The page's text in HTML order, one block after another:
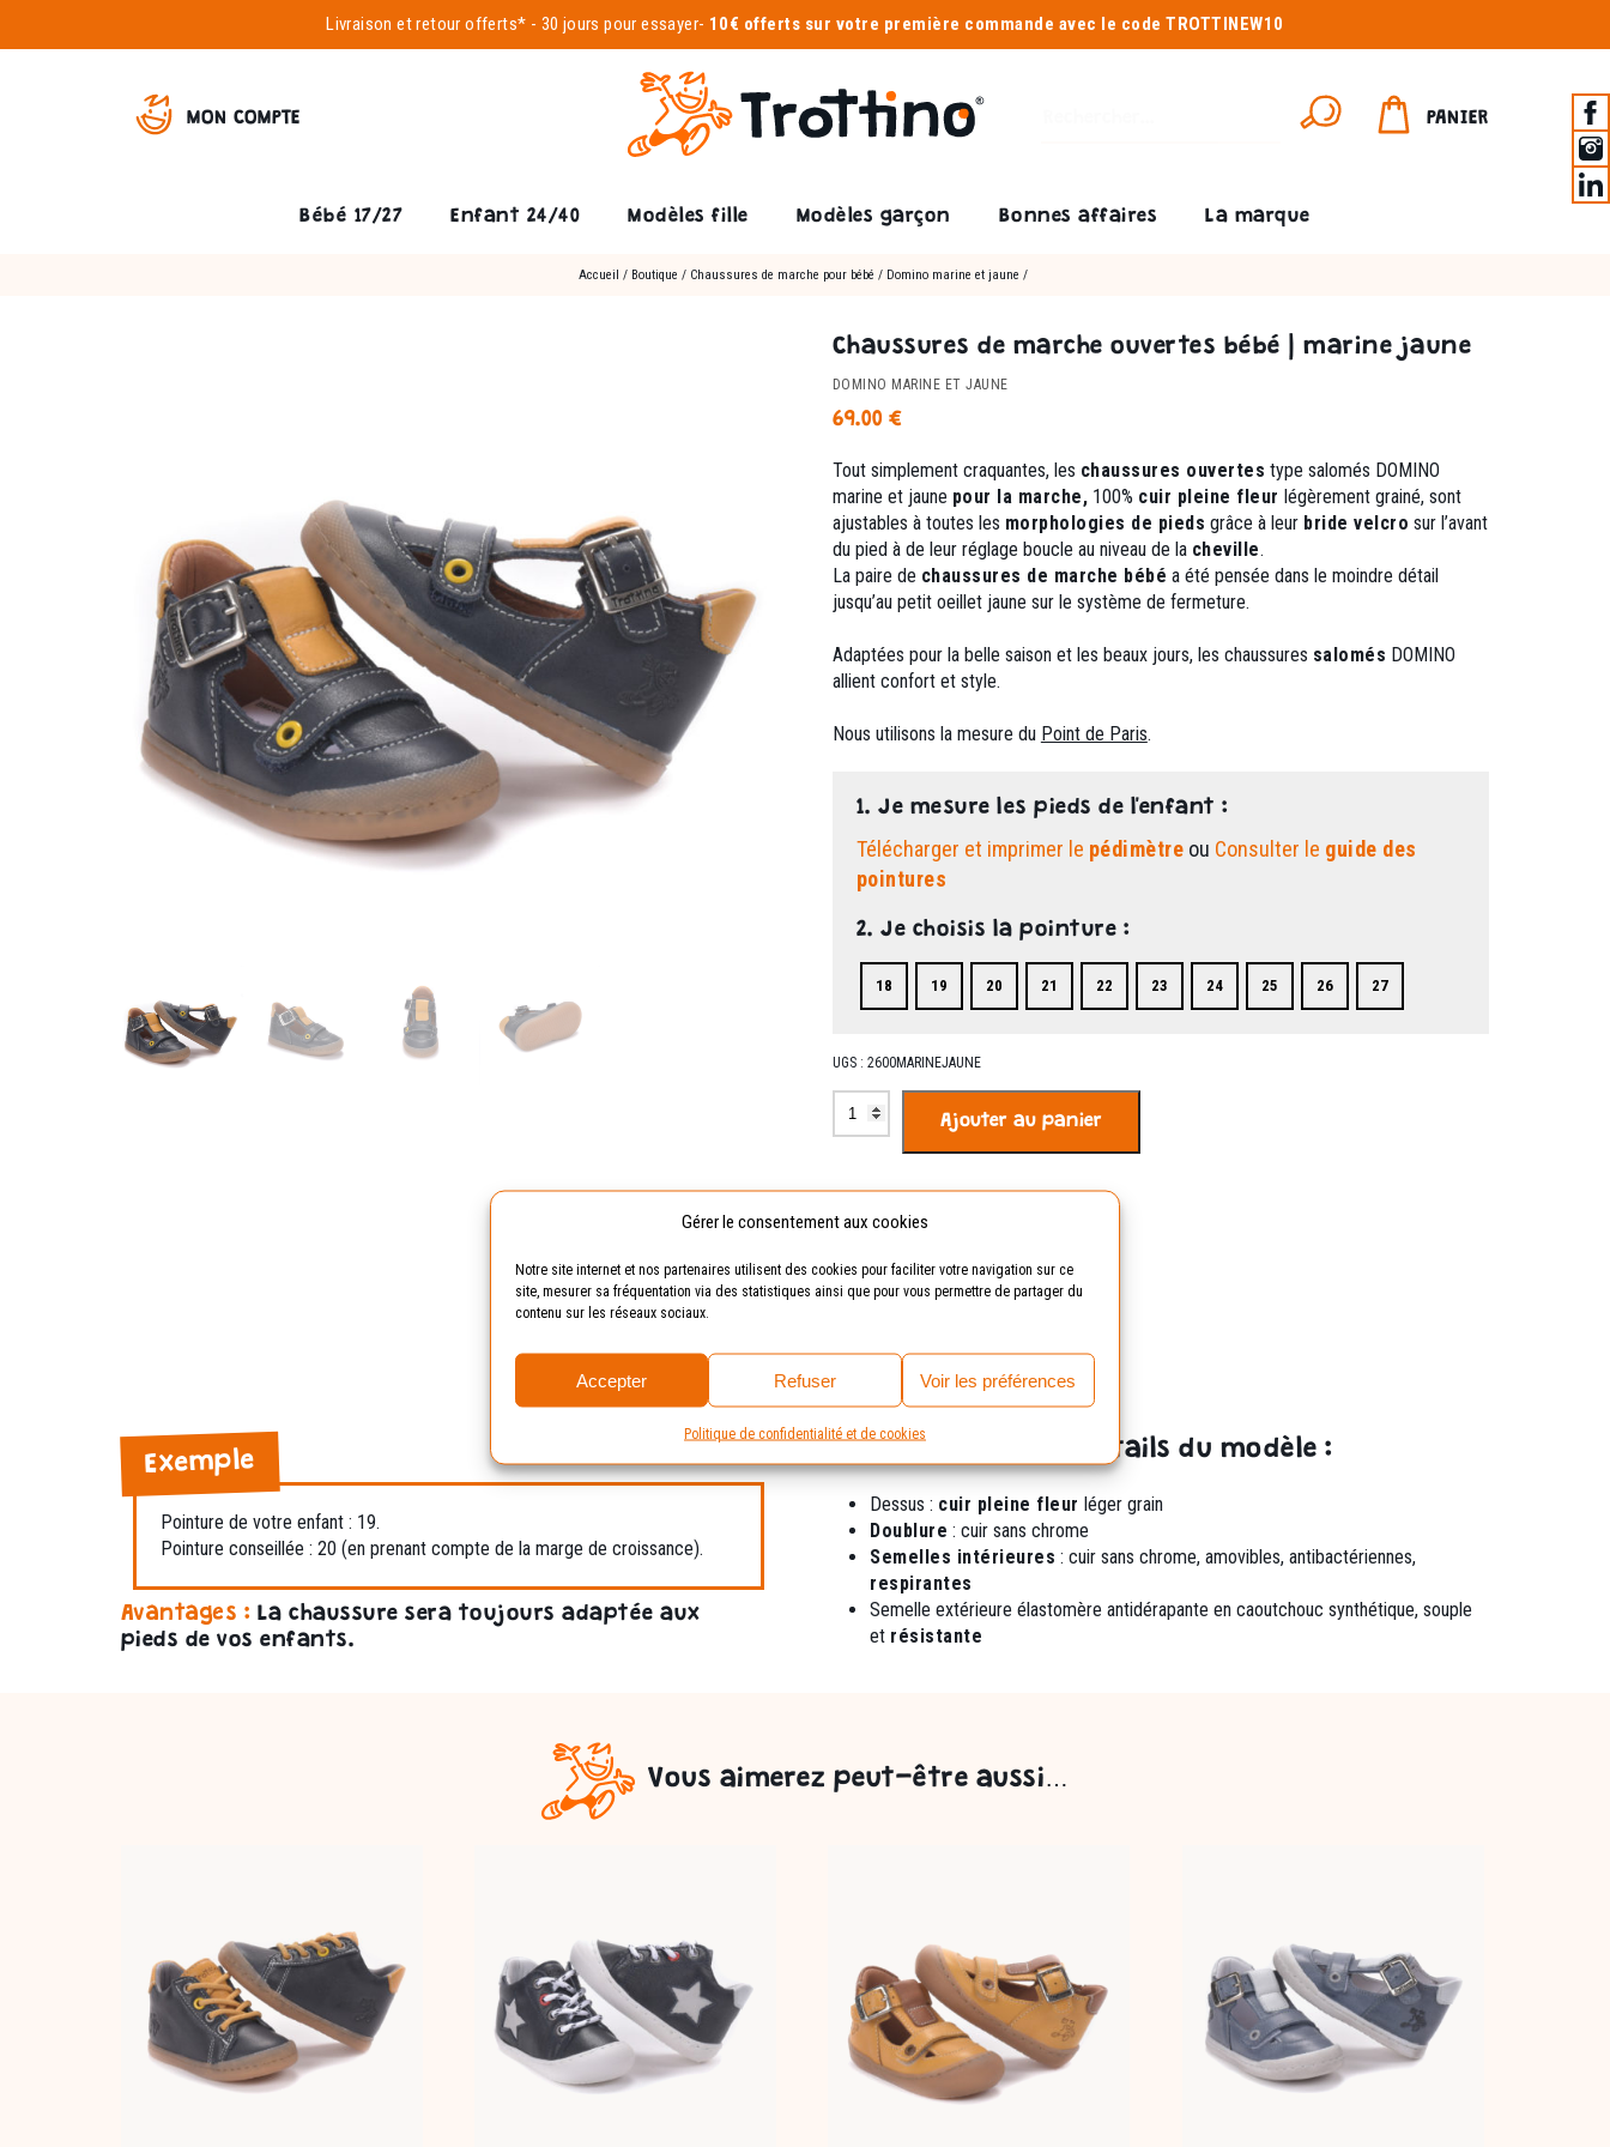
Gérer le consentement aux cookies
Notre site internet et nos partenaires utilisent des cookies pour faciliter votre navigation sur ce
site, mesurer sa fréquentation via des statistiques ainsi que pour vous permettre de partager du
contenu sur les réseaux sociaux.
Accepter Refuser Voir les préférences
Politique de confidentialité et de cookies
Livraison etretour offerts* - 30 jours pour essayer- 10€ offerts sur votre première commande avec le code TROTTINEW10
MON COMPTE PANIER
Bébé 17/27 Enfant 24/40 Modèles fille Modèles garçon Bonnes affaires La marque
Accueil / Boutique / Chaussures de marche pour bébé / Domino marine et jaune /
Chaussures de marche ouvertes bébé | marine jaune
DOMINO MARINE ET JAUNE
69.00 €
Tout simplement craquantes, les chaussures ouvertes typesalomés DOMINO
marine et jaune pour la marche, 100% cuir pleine fleur légèrement grainé, sont
ajustables à toutes les morphologies de pieds grâce à leur bride velcro sur l’avant
du pied à de leur réglage boucle au niveau de la cheville.
La paire de chaussures de marche bébé a été pensée dans le moindre détail
jusqu’au petit oeillet jaune sur le système de fermeture.
Adaptées pour la belle saison et les beaux jours, les chaussures salomés DOMINO
allient confort et style.
Nous utilisons la mesure du Point de Paris.
1. Je mesure les pieds de l'enfant :
Télécharger et imprimer le pédimètre ou Consulter le guide des
pointures
2. Je choisis la pointure :
18 19 20 21 22 23 24 25 26 27
UGS : 2600MARINEJAUNE
quantité
jaune
Ajouter au panier
Livraison offerte
30 jourspour essayer
Caractéristiques Avis (0)
Exemple
Pointure de votre enfant : 19.
Pointure conseillée : 20 (en prenant compte de la marge de croissance).
Avantages : La chaussure sera toujours adaptée aux
pieds de vos enfants.
Fiche technique / détails du modèle :
Dessus : cuir pleine fleur léger grain
Doublure : cuir sans chrome
Semelles intérieures : cuir sans chrome,amovibles, antibactériennes,
respirantes
Semelle extérieure élastomèreantidérapante en caoutchouc synthétique, souple
et résistante
Vous aimerez peut-être aussi…